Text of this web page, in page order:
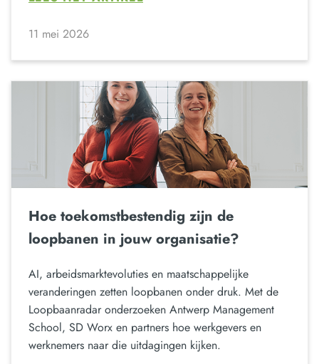
11 mei 2026
Hoe toekomstbestendig zijn de
loopbanen in jouw organisatie?
AI, arbeidsmarktevoluties en maatschappelijke
veranderingen zetten loopbanen onder druk. Met de
Loopbaanradar onderzoeken Antwerp Management
School, SD Worx en partners hoe werkgevers en
werknemers naar die uitdagingen kijken.